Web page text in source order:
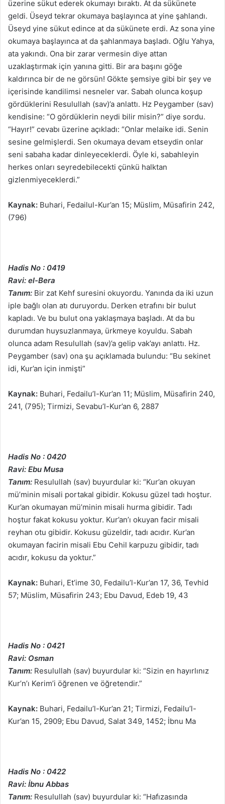
üzerine sükut ederek okumayı bıraktı. At da sükünete
geldi. Üseyd tekrar okumaya başlayınca at yine şahlandı.
Üseyd yine sükut edince at da sükünete erdi. Az sona yine
okumaya başlayınca at da şahlanmaya başladı. Oğlu Yahya,
ata yakındı. Ona bir zarar vermesin diye attan
uzaklaştırmak için yanına gitti. Bir ara başını göğe
kaldırınca bir de ne görsün! Gökte şemsiye gibi bir şey ve
içerisinde kandilimsi nesneler var. Sabah olunca koşup
gördüklerini Resulullah (sav)’a anlattı. Hz Peygamber (sav)
kendisine: “O gördüklerin neydi bilir misin?” diye sordu.
“Hayır!” cevabı üzerine açıkladı: “Onlar melaike idi. Senin
sesine gelmişlerdi. Sen okumaya devam etseydin onlar
seni sabaha kadar dinleyeceklerdi. Öyle ki, sabahleyin
herkes onları seyredebilecekti çünkü halktan
gizlenmiyeceklerdi.”
Kaynak: Buhari, Fedailul-Kur’an 15; Müslim, Müsafirin 242,
(796)
Hadis No : 0419
Ravi: el-Bera
Tanım: Bir zat Kehf suresini okuyordu. Yanında da iki uzun
iple bağlı olan atı duruyordu. Derken etrafını bir bulut
kapladı. Ve bu bulut ona yaklaşmaya başladı. At da bu
durumdan huysuzlanmaya, ürkmeye koyuldu. Sabah
olunca adam Resulullah (sav)’a gelip vak’ayı anlattı. Hz.
Peygamber (sav) ona şu açıklamada bulundu: “Bu sekinet
idi, Kur’an için inmişti”
Kaynak: Buhari, Fedailu’l-Kur’an 11; Müslim, Müsafirin 240,
241, (795); Tirmizi, Sevabu’l-Kur’an 6, 2887
Hadis No : 0420
Ravi: Ebu Musa
Tanım: Resulullah (sav) buyurdular ki: “Kur’an okuyan
mü’minin misali portakal gibidir. Kokusu güzel tadı hoştur.
Kur’an okumayan mü’minin misali hurma gibidir. Tadı
hoştur fakat kokusu yoktur. Kur’an’ı okuyan facir misali
reyhan otu gibidir. Kokusu güzeldir, tadı acıdır. Kur’an
okumayan facirin misali Ebu Cehil karpuzu gibidir, tadı
acıdır, kokusu da yoktur.”
Kaynak: Buhari, Et’ime 30, Fedailu’l-Kur’an 17, 36, Tevhid
57; Müslim, Müsafirin 243; Ebu Davud, Edeb 19, 43
Hadis No : 0421
Ravi: Osman
Tanım: Resulullah (sav) buyurdular ki: “Sizin en hayırlınız
Kur’n’ı Kerim’i öğrenen ve öğretendir.”
Kaynak: Buhari, Fedailu’l-Kur’an 21; Tirmizi, Fedailu’l-
Kur’an 15, 2909; Ebu Davud, Salat 349, 1452; İbnu Ma
Hadis No : 0422
Ravi: İbnu Abbas
Tanım: Resulullah (sav) buyurdular ki: “Hafızasında